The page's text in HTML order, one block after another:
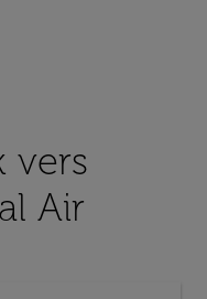
vers
Air